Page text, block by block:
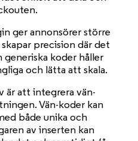
ger annonsörer större
precision där det
koder håller
och lätta att skala.
att integrera vän-
Vän-koder kan
både unika och
av inserten kan